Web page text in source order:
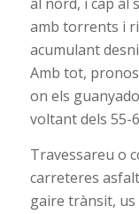
amb torrents i
acumulant
Amb tot,
on els
voltant dels 55-
Travessareu o
carreteres
gaire trànsit, us